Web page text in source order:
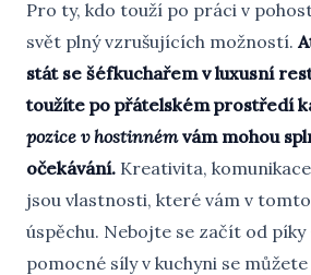
Pro ty, kdo touží po práci v
svět plný vzrušujících možností.
stát se šéfkuchařem v luxusní
toužíte po přátelském prostředí
pozice v hostinnémvám mohou
očekávání. Kreativita,
jsou vlastnosti, které vám v
úspěchu. Nebojte se začít od píky
pomocné síly v kuchyni se